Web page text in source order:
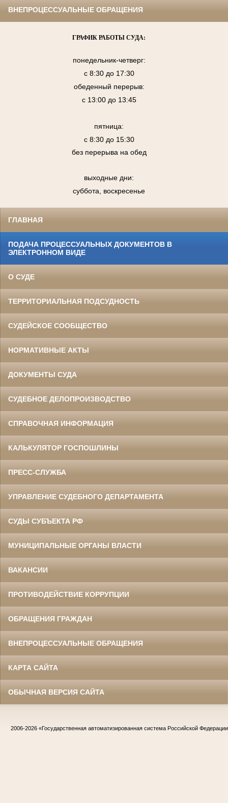
ВНЕПРОЦЕССУАЛЬНЫЕ ОБРАЩЕНИЯ
ГРАФИК РАБОТЫ СУДА:
понедельник-четверг:
с 8:30 до 17:30
обеденный перерыв:
с 13:00 до 13:45
пятница:
с 8:30 до 15:30
без перерыва на обед
выходные дни:
суббота, воскресенье
ГЛАВНАЯ
ПОДАЧА ПРОЦЕССУАЛЬНЫХ ДОКУМЕНТОВ В
ЭЛЕКТРОННОМ ВИДЕ
О СУДЕ
ТЕРРИТОРИАЛЬНАЯ ПОДСУДНОСТЬ
СУДЕЙСКОЕ СООБЩЕСТВО
НОРМАТИВНЫЕ АКТЫ
ДОКУМЕНТЫ СУДА
СУДЕБНОЕ ДЕЛОПРОИЗВОДСТВО
СПРАВОЧНАЯ ИНФОРМАЦИЯ
КАЛЬКУЛЯТОР ГОСПОШЛИНЫ
ПРЕСС-СЛУЖБА
УПРАВЛЕНИЕ СУДЕБНОГО ДЕПАРТАМЕНТА
СУДЫ СУБЪЕКТА РФ
МУНИЦИПАЛЬНЫЕ ОРГАНЫ ВЛАСТИ
ВАКАНСИИ
ПРОТИВОДЕЙСТВИЕ КОРРУПЦИИ
ОБРАЩЕНИЯ ГРАЖДАН
ВНЕПРОЦЕССУАЛЬНЫЕ ОБРАЩЕНИЯ
КАРТА САЙТА
ОБЫЧНАЯ ВЕРСИЯ САЙТА
2006-2026 «Государственная автоматизированная система Российской